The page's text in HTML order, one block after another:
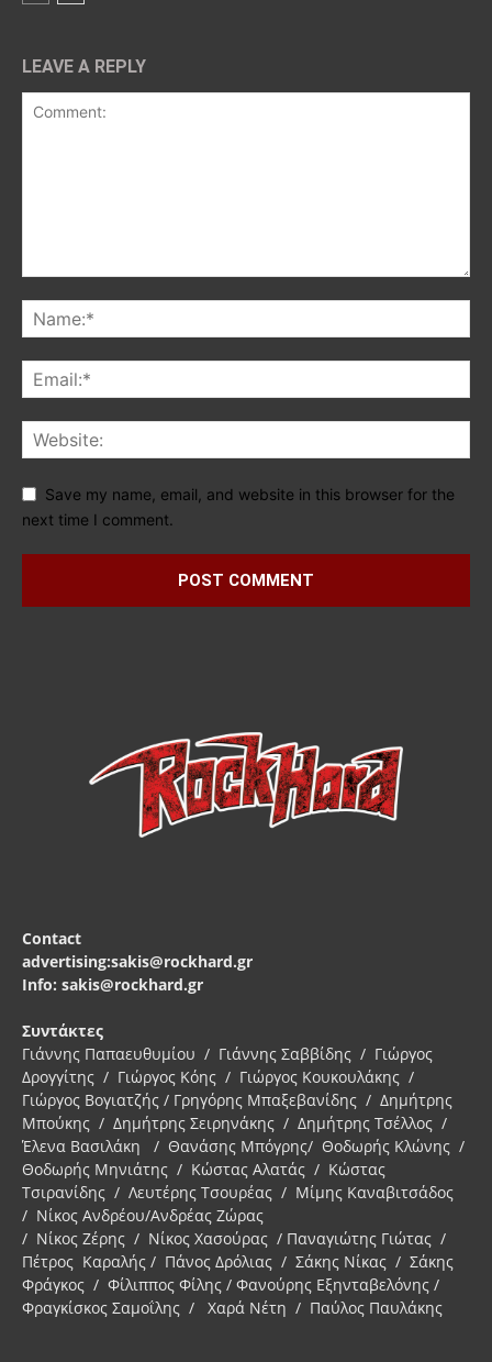
LEAVE A REPLY
Save my name, email, and website in this browser for the
next time I comment.
Contact
advertising:sakis@rockhard.gr
Info: sakis@rockhard.gr
Συντάκτες
Γιάννης Παπαευθυμίου / Γιάννης Σαββίδης / Γιώργος
Δρογγίτης / Γιώργος Κόης / Γιώργος Κουκουλάκης /
Γιώργος Βογιατζής / Γρηγόρης Μπαξεβανίδης / Δημήτρης
Μπούκης / Δημήτρης Σειρηνάκης / Δημήτρης Τσέλλος /
Έλενα Βασιλάκη / Θανάσης Μπόγρης/ Θοδωρής Κλώνης /
Θοδωρής Μηνιάτης / Κώστας Αλατάς / Κώστας
Τσιρανίδης / Λευτέρης Τσουρέας / Μίμης Καναβιτσάδος
/ Νίκος Ανδρέου/Ανδρέας Ζώρας
/ Νίκος Ζέρης / Νίκος Χασούρας / Παναγιώτης Γιώτας /
Πέτρος Καραλής / Πάνος Δρόλιας / Σάκης Νίκας / Σάκης
Φράγκος / Φίλιππος Φίλης / Φανούρης Εξηνταβελόνης /
Φραγκίσκος Σαμοΐλης / Χαρά Νέτη / Παύλος Παυλάκης